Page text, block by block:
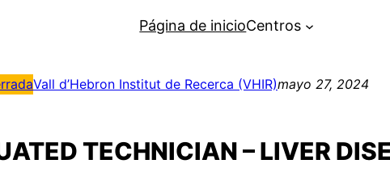
Página de inicioCentros
Vall d’Hebron Institut de Recerca (VHIR)mayo 27, 2024
TECHNICIAN – LIVER